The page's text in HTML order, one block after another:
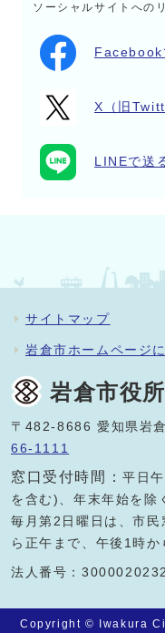
ソーシャルサイトへの
Facebook
X（旧
LINEで送
サイトマップ
岩倉市ホームページ
岩倉市役所
〒482-8686 愛知県岩
66-1111
窓口受付時間：平日
を含む)、年末年始を除
毎月第2日曜日は、市
ら正午まで、午後1時か
法人番号：
Copyright © Iwakura